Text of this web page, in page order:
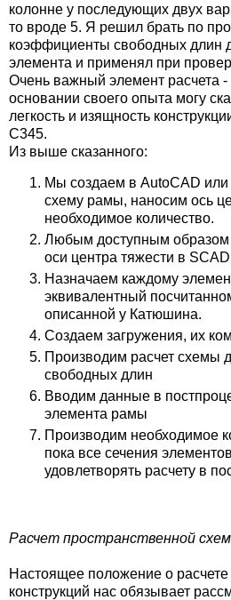
колонне у последующих двух
то вроде 5. Я решил брать по
коэффициенты свободных длин
элемента и применял при
Очень важный элемент расчета
основании своего опыта могу
легкость и изящность
С345.
Из выше сказанного:
Мы создаем в AutoCAD или
схему рамы, наносим ось
необходимое количество.
Любым доступным
оси центра тяжести в
Назначаем каждому
эквивалентный
описанной у Катюшина.
Создаем загружения, их
Производим расчет схемы
свободных длин
Вводим данные в
элемента рамы
Производим необходимое
пока все сечения
удовлетворять расчету в
Расчет пространственной
Настоящее положение о расчете
конструкций нас обязывает